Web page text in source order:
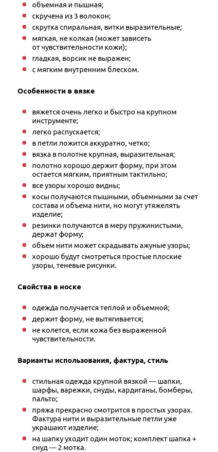
объемная и пышная;
скручена из 3 волокон;
скрутка спиральная, витки выразительные;
мягкая, не колкая (может зависеть
от чувствительности кожи);
гладкая, ворсик не выражен;
с мягким внутренним блеском.
Особенности в вязке
вяжется очень легко и быстро на крупном
инструменте;
легко распускается;
в петли ложится аккуратно, четко;
вязка в полотне крупная, выразительная;
полотно хорошо держит форму, при этом
остается мягким, приятным тактильно;
все узоры хорошо видны;
косы получаются пышными, объемными за счет
состава и объема нити, но могут утяжелять
изделие;
резинки получаются в меру пружинистыми,
держат форму;
объем нити может скрадывать ажуные узоры;
хорошо будут смотреться простые плоские
узоры, теневые рисунки.
Свойства в носке
одежда получается теплой и объемной;
держит форму, не вытягивается;
не колется, если кожа без выраженной
чувствительности.
Варианты использования, фактура, стиль
стильная одежда крупной вязкой — шапки,
шарфы, варежки, снуды, кардиганы, бомберы,
пальто;
пряжа прекрасно смотрится в простых узорах.
Фактура нити и выразительные петли уже
украшают изделие;
на шапку уходит один моток; комплект шапка +
снуд — 2 мотка.